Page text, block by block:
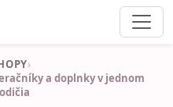
›
a doplnky v jednom